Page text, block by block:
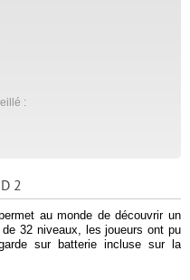
:
2
au monde de découvrir un
32 niveaux, les joueurs ont pu
sur batterie incluse sur la